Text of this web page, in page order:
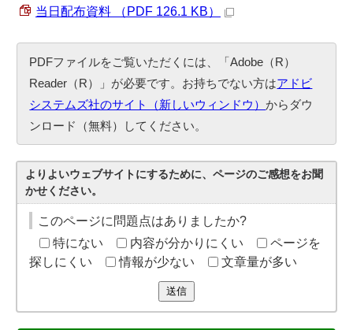
当日配布資料 （PDF 126.1 KB）
PDFファイルをご覧いただくには、「Adobe（R）
Reader（R）」が必要です。お持ちでない方はアドビ
システムズ社のサイト（新しいウィンドウ）からダウ
ンロード（無料）してください。
よりよいウェブサイトにするために、ページのご感想をお聞
かせください。
このページに問題点はありましたか?
特にない
内容が分かりにくい
ページを
探しにくい
情報が少ない 文章量が多い
送信